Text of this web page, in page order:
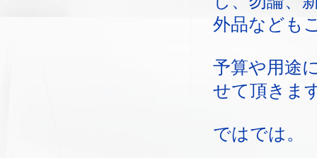
外品なども
予算や用途
せて頂きま
ではでは。